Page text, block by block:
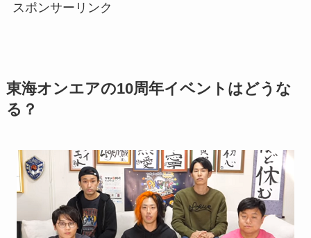
スポンサーリンク
東海オンエアの10周年イベントはどうな
る？